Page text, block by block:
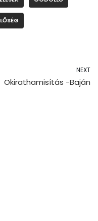
NEXT
Okirathamisítás -Baján